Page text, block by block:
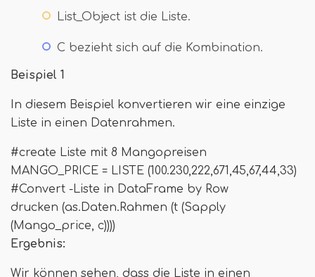
List_Object ist die Liste.
C bezieht sich auf die Kombination.
Beispiel 1
In diesem Beispiel konvertieren wir eine einzige
Liste in einen Datenrahmen.
#create Liste mit 8 Mangopreisen
MANGO_PRICE = LISTE (100.230,222,671,45,67,44,33)
#Convert -Liste in DataFrame by Row
drucken (as.Daten.Rahmen (t (Sapply
(Mango_price, c))))
Ergebnis:
Wir können sehen, dass die Liste in einen